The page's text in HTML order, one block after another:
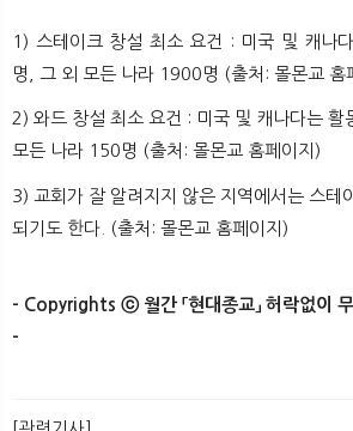
1) 스테이크 창설 최소 요건 : 미국 및 캐나
명, 그 외 모든 나라 1900명 (출처: 몰몬교 홈
2) 와드 창설 최소 요건 : 미국 및 캐나다는 활
모든 나라 150명 (출처: 몰몬교 홈페이지)
3) 교회가 잘 알려지지 않은 지역에서는 스테
되기도 한다. (출처: 몰몬교 홈페이지)​
- Copyrights ⓒ 월간 「현대종교」 허락없이
-